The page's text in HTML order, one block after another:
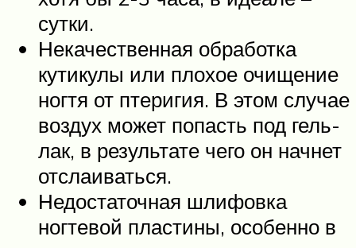
сутки.
Некачественная обработка
кутикулы или плохое очищение
ногтя от птеригия. В этом случае
воздух может попасть под гель-
лак, в результате чего он начнет
отслаиваться.
Недостаточная шлифовка
ногтевой пластины, особенно в